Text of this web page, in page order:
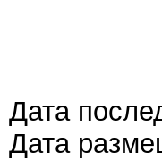
Дата
Дата